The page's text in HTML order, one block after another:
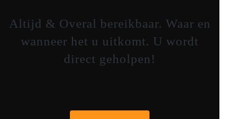
Altijd & Overal bereikbaar. Waar en
wanneer het u uitkomt. U wordt
direct geholpen!